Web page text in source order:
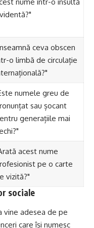
nume într-o insultă
ceva obscen
o limbă de circulație
numele greu de
sau șocant
generațiile mai
acest nume
pe o carte
vizită?"
sociale
vine adesea de pe
care își numesc